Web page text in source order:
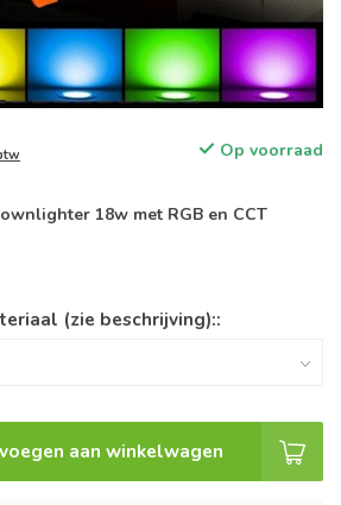
Op voorraad
18w met RGB en CCT
(zie beschrijving)::
aan winkelwagen